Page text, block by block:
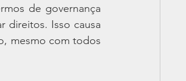
de governança
direitos. Isso causa
mesmo com todos